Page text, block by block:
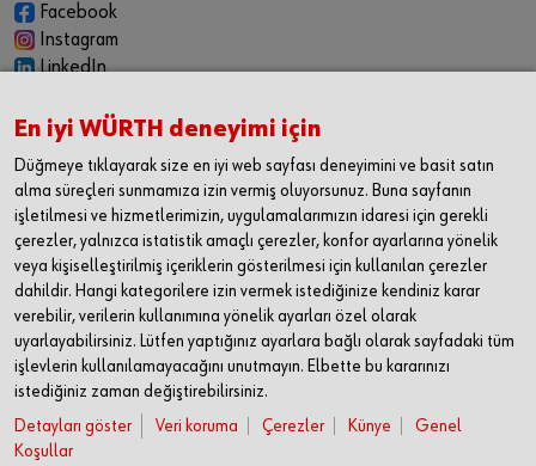
Facebook
Instagram
LinkedIn
KARİYER
Felsefemiz
İş Fırsatları
İLETİŞİM
Würth Industrie Service
Endüstriyel Hizmetler Pazarlama Limited Şirketi
Mimar Sinan Mahallesi,
Uluğbey Caddesi,
No:1 BB No: 1/3
34570 Silivri / İstanbul
T +90 212 716 52 00
En iyi WÜRTH deneyimi için
Düğmeye tıklayarak size en iyi web sayfası deneyimini ve basit satın
alma süreçleri sunmamıza izin vermiş oluyorsunuz. Buna sayfanın
işletilmesi ve hizmetlerimizin, uygulamalarımızın idaresi için gerekli
çerezler, yalnızca istatistik amaçlı çerezler, konfor ayarlarına yönelik
veya kişiselleştirilmiş içeriklerin gösterilmesi için kullanılan çerezler
dahildir. Hangi kategorilere izin vermek istediğinize kendiniz karar
verebilir, verilerin kullanımına yönelik ayarları özel olarak
uyarlayabilirsiniz. Lütfen yaptığınız ayarlara bağlı olarak sayfadaki tüm
işlevlerin kullanılamayacağını unutmayın. Elbette bu kararınızı
istediğiniz zaman değiştirebilirsiniz.
Detayları göster
Veri koruma Çerezler Künye
Genel
Koşullar